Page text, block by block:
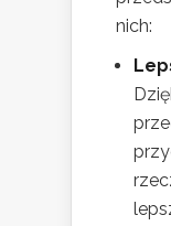
nich: